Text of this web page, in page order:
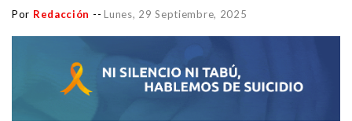
Por Redacción -- Lunes, 29 Septiembre, 2025